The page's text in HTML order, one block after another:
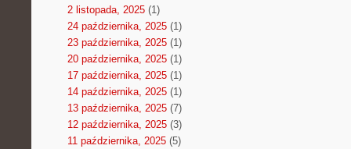
2 listopada, 2025(1)
24 października, 2025(1)
23 października, 2025(1)
20 października, 2025(1)
17 października, 2025(1)
14 października, 2025(1)
13 października, 2025(7)
12 października, 2025(3)
11 października, 2025(5)